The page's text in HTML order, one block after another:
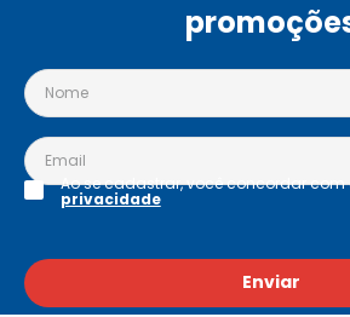
Enviar
Ao se cadastrar, você concordar
privacidade